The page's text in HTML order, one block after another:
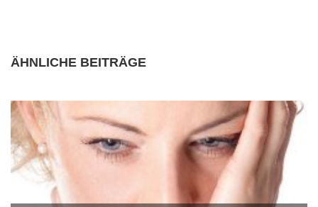
ÄHNLICHE BEITRÄGE